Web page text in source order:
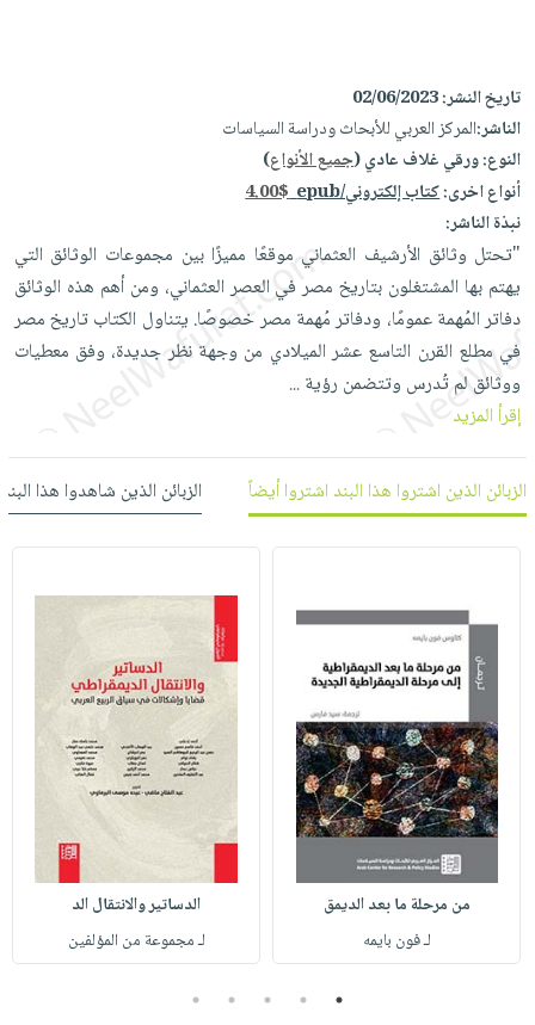
Android
تحميل
iKitab
على
Apple
على
Apple
جوائز
الشخصية
العناية
وتصفيف
الشعر
العناية
بالجسم
العناية
بالأسنان
الحمية
والتغذية
جديد
الكل
أواني
الطهي
أدوات
الخبز
أدوات
المائدة
الأوعية
المطبخ
متجر
الهدايا
أقسام
الأكثر
مبيعاً
العودة
للمدارس
اكسسوارات
كتب
اكسسوارات
منزلية
ملابس
مطرزات
حلي
عناية
بالذات
صابون
أطفال
مناسبات
شحن
مجاني
بنود
مختارة
كل
الاشتراكات
iKitab
بلا
حدود
بحث
وفرات
عن
الشركة
سياسة
الشركة
فيديوهات
أسئلة
طرحها
حسابك
لائحة
الأمنيات
التسوق
نشرة
تاريخ النشر:02/06/2023
الناشر:المركز العربي للأبحاث ودراسة السياسات
النوع:ورقي غلاف عادي (جميع الأنواع)
أنواع اخرى:كتاب إلكتروني/epub
4.00$
نبذة الناشر:
"تحتل وثائق الأرشيف العثماني موقعًا مميزًا بين مجموعات الوثائق التي
يهتم بها المشتغلون بتاريخ مصر في العصر العثماني، ومن أهم هذه الوثائق
دفاتر المُهمة عمومًا، ودفاتر مُهمة مصر خصوصًا. يتناول الكتاب تاريخ مصر
في مطلع القرن التاسع عشر الميلادي من وجهة نظر جديدة، وفق معطيات
ووثائق لم تُدرس وتتضمن رؤية...
إقرأ المزيد
الزبائن الذين اشتروا هذا البند اشتروا أيضاً الزبائن الذين شاهدوا هذا
من مرحلة ما بعد الديمق
لـ فون بايمه
الدساتير والانتقال الد
لـ مجموعة من المؤلفين
1
2
3
4
5